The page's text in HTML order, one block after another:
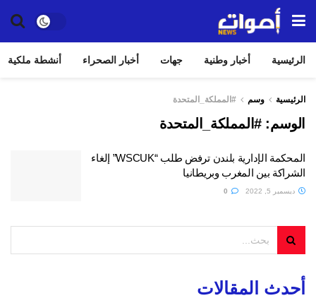
الرئيسية أخبار وطنية جهات أخبار الصحراء أنشطة ملكية
الرئيسية وسم #المملكة_المتحدة
الوسم:#المملكة_المتحدة
المحكمة الإدارية بلندن ترفض طلب “WSCUK” إلغاء
الشراكة بين المغرب وبريطانيا
ديسمبر 5, 2022
أحدث المقالات